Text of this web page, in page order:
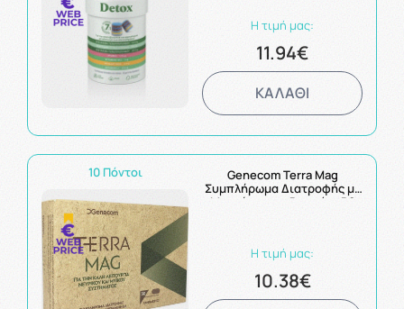
Η τιμή μας:
11.94€
ΚΑΛΑΘΙ
10 Πόντοι
Genecom Terra Mag
Συμπλήρωμα Διατροφής με
Μαγνήσιο και Bιταμίνη Β6
Η τιμή μας:
10.38€